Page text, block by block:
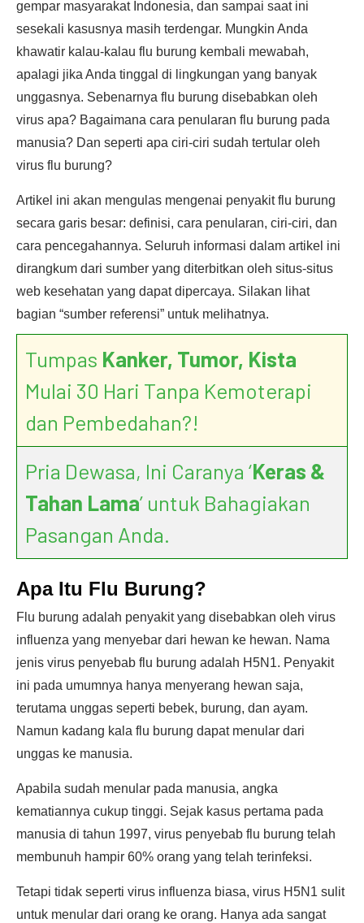
gempar masyarakat Indonesia, dan sampai saat ini
sesekali kasusnya masih terdengar. Mungkin Anda
khawatir kalau-kalau flu burung kembali mewabah,
apalagi jika Anda tinggal di lingkungan yang banyak
unggasnya. Sebenarnya flu burung disebabkan oleh
virus apa? Bagaimana cara penularan flu burung pada
manusia? Dan seperti apa ciri-ciri sudah tertular oleh
virus flu burung?
Artikel ini akan mengulas mengenai penyakit flu burung
secara garis besar: definisi, cara penularan, ciri-ciri, dan
cara pencegahannya. Seluruh informasi dalam artikel ini
dirangkum dari sumber yang diterbitkan oleh situs-situs
web kesehatan yang dapat dipercaya. Silakan lihat
bagian “sumber referensi” untuk melihatnya.
Tumpas Kanker, Tumor, Kista
Mulai 30 Hari Tanpa Kemoterapi
dan Pembedahan?!
Pria Dewasa, Ini Caranya ‘Keras &
Tahan Lama’ untuk Bahagiakan
Pasangan Anda.
Apa Itu Flu Burung?
Flu burung adalah penyakit yang disebabkan oleh virus
influenza yang menyebar dari hewan ke hewan. Nama
jenis virus penyebab flu burung adalah H5N1. Penyakit
ini pada umumnya hanya menyerang hewan saja,
terutama unggas seperti bebek, burung, dan ayam.
Namun kadang kala flu burung dapat menular dari
unggas ke manusia.
Apabila sudah menular pada manusia, angka
kematiannya cukup tinggi. Sejak kasus pertama pada
manusia di tahun 1997, virus penyebab flu burung telah
membunuh hampir 60% orang yang telah terinfeksi.
Tetapi tidak seperti virus influenza biasa, virus H5N1 sulit
untuk menular dari orang ke orang. Hanya ada sangat